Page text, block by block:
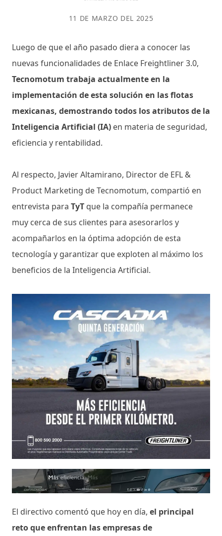
11 DE MARZO DEL 2025
Luego de que el año pasado diera a conocer las
nuevas funcionalidades de Enlace Freightliner 3.0,
Tecnomotum trabaja actualmente en la
implementación de esta solución en las flotas
mexicanas, demostrando todos los atributos de la
Inteligencia Artificial (IA) en materia de seguridad,
eficiencia y rentabilidad.
Al respecto, Javier Altamirano, Director de EFL &
Product Marketing de Tecnomotum, compartió en
entrevista para TyT que la compañía permanece
muy cerca de sus clientes para asesorarlos y
acompañarlos en la óptima adopción de esta
tecnología y garantizar que exploten al máximo los
beneficios de la Inteligencia Artificial.
El directivo comentó que hoy en día, el principal
reto que enfrentan las empresas de